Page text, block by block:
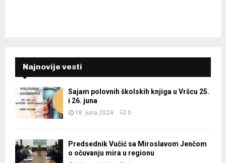
Najnovije vesti
Sajam polovnih školskih knjiga u Vršcu 25.
i 26. juna
18. juna 2024. 0
Predsednik Vučić sa Miroslavom Jenčom
o očuvanju mira u regionu